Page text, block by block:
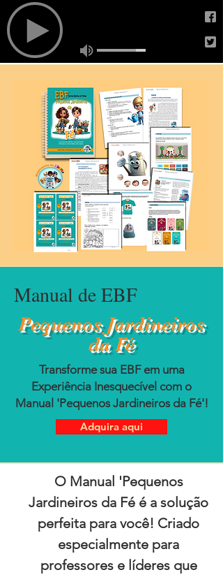
Manual de EBF
Pequenos Jardineiros
da Fé
Transforme sua EBF em uma
Experiência Inesquecível com o
Manual 'Pequenos Jardineiros da Fé'!
Adquira aqui
O Manual 'Pequenos
Jardineiros da Fé é a solução
perfeita para você! Criado
especialmente para
professores e líderes que